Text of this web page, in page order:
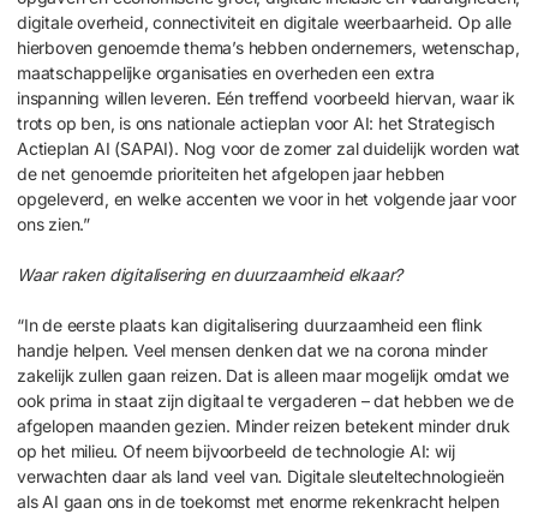
digitale overheid, connectiviteit en digitale weerbaarheid. Op alle
hierboven genoemde thema’s hebben ondernemers, wetenschap,
maatschappelijke organisaties en overheden een extra
inspanning willen leveren. Eén treffend voorbeeld hiervan, waar ik
trots op ben, is ons nationale actieplan voor AI: het Strategisch
Actieplan AI (SAPAI). Nog voor de zomer zal duidelijk worden wat
de net genoemde prioriteiten het afgelopen jaar hebben
opgeleverd, en welke accenten we voor in het volgende jaar voor
ons zien.”
Waar raken digitalisering en duurzaamheid elkaar?
“In de eerste plaats kan digitalisering duurzaamheid een flink
handje helpen. Veel mensen denken dat we na corona minder
zakelijk zullen gaan reizen. Dat is alleen maar mogelijk omdat we
ook prima in staat zijn digitaal te vergaderen – dat hebben we de
afgelopen maanden gezien. Minder reizen betekent minder druk
op het milieu. Of neem bijvoorbeeld de technologie AI: wij
verwachten daar als land veel van. Digitale sleuteltechnologieën
als AI gaan ons in de toekomst met enorme rekenkracht helpen